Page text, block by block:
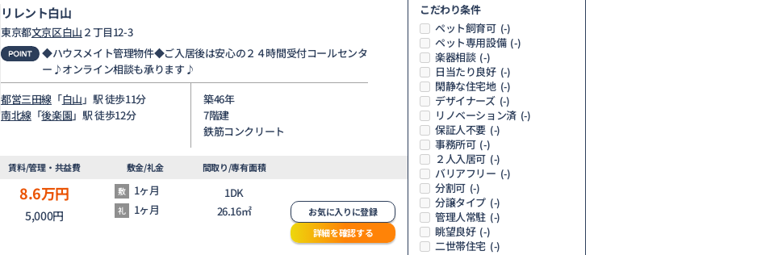
リレント白山
東京都文京区白山 ２丁目12-3
◆ハウスメイト管理物件◆ご入居後は安心の２４時間受付コールセンタ
ー♪オンライン相談も承ります♪
都営三田線 「白山 」駅 徒歩11分
南北線「後楽園」駅 徒歩12分
築46年
7階建
鉄筋コンクリート
賃料/管理・共益費 敷金/礼金 間取り/専有面積
8.6万円
5,000円
敷 1ヶ月
礼 1ヶ月
1DK
26.16㎡
お気に入りに登録
詳細を確認する
こだわり条件
ペット飼育可 (-)
ペット専用設備 (-)
楽器相談 (-)
日当たり良好 (-)
閑静な住宅地 (-)
デザイナーズ (-)
リノベーション済 (-)
保証人不要 (-)
事務所可 (-)
２人入居可 (-)
バリアフリー (-)
分割可 (-)
分譲タイプ (-)
管理人常駐 (-)
眺望良好 (-)
二世帯住宅 (-)